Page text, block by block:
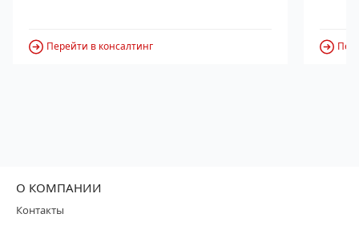
Перейти в консалтинг
О КОМПАНИИ
Контакты